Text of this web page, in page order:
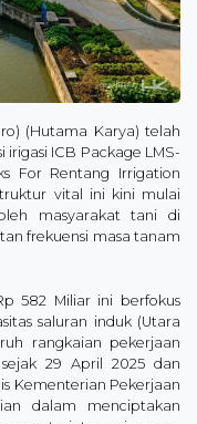
(Hutama Karya) telah
irigasi ICB Package LMS-
For Rentang Irrigation
vital ini kini mulai
masyarakat tani di
frekuensi masa tanam
582 Miliar ini berfokus
saluran induk (Utara
rangkaian pekerjaan
29 April 2025 dan
Kementerian Pekerjaan
dalam menciptakan